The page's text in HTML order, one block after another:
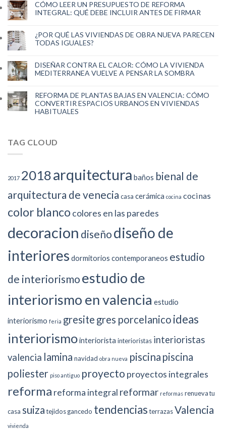
CÓMO LEER UN PRESUPUESTO DE REFORMA
INTEGRAL: QUÉ DEBE INCLUIR ANTES DE FIRMAR
¿POR QUÉ LAS VIVIENDAS DE OBRA NUEVA PARECEN
TODAS IGUALES?
DISEÑAR CONTRA EL CALOR: CÓMO LA VIVIENDA
MEDITERRANEA VUELVE A PENSAR LA SOMBRA
REFORMA DE PLANTAS BAJAS EN VALENCIA: CÓMO
CONVERTIR ESPACIOS URBANOS EN VIVIENDAS
HABITUALES
TAG CLOUD
2017 2018arquitectura baños bienal de
arquitectura de venecia casa cerámica cocina cocinas
color blanco colores en las paredes
decoracion diseño diseño de
interiores dormitorios contemporaneos estudio
de interiorismo estudio de
interiorismo en valencia estudio
interiorismo feria gresite gres porcelanico ideas
interiorismointeriorista interioristas interioristas
valencia lamina navidad obra nueva piscina piscina
poliester piso antiguo proyecto proyectos integrales
reforma reforma integral reformar reformas renueva tu
casa suiza tejidos gancedo tendencias terrazasValencia
vivienda